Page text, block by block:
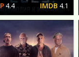
4.4
4.1